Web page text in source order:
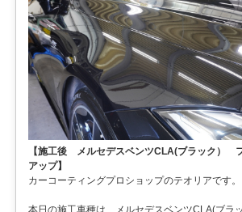
【施工後 メルセデスベンツCLA(ブラック）
アップ】
カーコーティングプロショップのテオリアです。
本日の施工車種は、メルセデスベンツCLA(ブラ